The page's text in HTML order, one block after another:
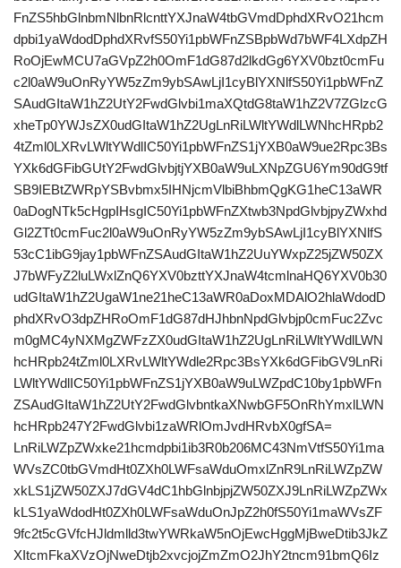
FnZS5hbGlnbmNlbnRlcnttYXJnaW4tbGVmdDphdXRvO21hcm
dpbi1yaWdodDphdXRvfS50Yi1pbWFnZSBpbWd7bWF4LXdpZH
RoOjEwMCU7aGVpZ2h0OmF1dG87d2lkdGg6YXV0bzt0cmFu
c2l0aW9uOnRyYW5zZm9ybSAwLjI1cyBlYXNlfS50Yi1pbWFnZ
SAudGItaW1hZ2UtY2FwdGlvbi1maXQtdG8taW1hZ2V7ZGlzcG
xheTp0YWJsZX0udGItaW1hZ2UgLnRiLWltYWdlLWNhcHRpb2
4tZml0LXRvLWltYWdlIC50Yi1pbWFnZS1jYXB0aW9ue2Rpc3Bs
YXk6dGFibGUtY2FwdGlvbjtjYXB0aW9uLXNpZGU6Ym90dG9tf
SB9IEBtZWRpYSBvbmx5IHNjcmVlbiBhbmQgKG1heC13aWR
0aDogNTk5cHgpIHsgIC50Yi1pbWFnZXtwb3NpdGlvbjpyZWxhd
Gl2ZTt0cmFuc2l0aW9uOnRyYW5zZm9ybSAwLjI1cyBlYXNlfS
53cC1ibG9jay1pbWFnZSAudGItaW1hZ2UuYWxpZ25jZW50ZX
J7bWFyZ2luLWxlZnQ6YXV0bzttYXJnaW4tcmlnaHQ6YXV0b30
udGItaW1hZ2UgaW1ne21heC13aWR0aDoxMDAlO2hlaWdodD
phdXRvO3dpZHRoOmF1dG87dHJhbnNpdGlvbjp0cmFuc2Zvc
m0gMC4yNXMgZWFzZX0udGItaW1hZ2UgLnRiLWltYWdlLWN
hcHRpb24tZml0LXRvLWltYWdle2Rpc3BsYXk6dGFibGV9LnRi
LWltYWdlIC50Yi1pbWFnZS1jYXB0aW9uLWZpdC10by1pbWFn
ZSAudGItaW1hZ2UtY2FwdGlvbntkaXNwbGF5OnRhYmxlLWN
hcHRpb247Y2FwdGlvbi1zaWRlOmJvdHRvbX0gfSA=
LnRiLWZpZWxke21hcmdpbi1ib3R0b206MC43NmVtfS50Yi1ma
WVsZC0tbGVmdHt0ZXh0LWFsaWduOmxlZnR9LnRiLWZpZW
xkLS1jZW50ZXJ7dGV4dC1hbGlnbjpjZW50ZXJ9LnRiLWZpZWx
kLS1yaWdodHt0ZXh0LWFsaWduOnJpZ2h0fS50Yi1maWVsZF
9fc2t5cGVfcHJldmlld3twYWRkaW5nOjEwcHggMjBweDtib3JkZ
XItcmFkaXVzOjNweDtjb2xvcjojZmZmO2JhY2tncm91bmQ6Iz